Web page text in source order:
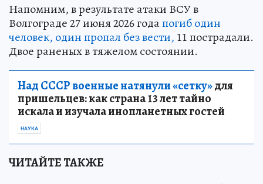
Напомним, в результате атаки ВСУ в
Волгограде 27 июня 2026 годапогиб один
человек, один пропал без вести, 11 пострадали.
Двое раненых в тяжелом состоянии.
Над СССР военные натянули «сетку»для
пришельцев: как страна 13 лет тайно
искала и изучала инопланетных гостей
НАУКА
ЧИТАЙТЕ ТАКЖЕ